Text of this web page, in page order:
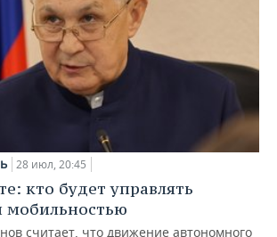
28 июл, 20:45
кто будет управлять
мобильностью
считает, что движение автономного